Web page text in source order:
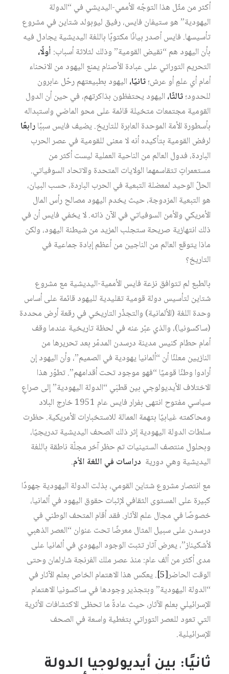
أكثر من مثّل هذا التوجّه الأممي-اليديشي في “الدولة
اليهودية” هو ستيفان فايس، رفيق ليوبولد شتاين في مشروع
تأسيسها. فايس أصدر بيانًا مكتوبًا باللغة اليديشية يجادل فيه
بأن اليهود هم “نقيض القومية” وذلك لثلاثة أسباب: أولًا،
التحريم التوراتي على عبادة الأصنام يمنع اليهود من الانحناء
أمام أي علمٍ أو عرش؛ثانيًا، اليهود بطبيعتهم رحّل عابرون
للحدود؛ثالثًا، اليهود يحتفظون بذاكرتهم، في حين أن الدول
القومية مجتمعات متخيلة قائمة على محو الماضي واستبداله
بأسطورة الأمة الموحدة العابرة للتاريخ. يضيف فايس سببًارابعًا
لرفض القومية بتأكيده أنه لا معنى للقومية في عصر الحرب
الباردة، فدول العالم من الناحية العملية ليست أكثر من
مستعمراتٍ تتقاسمهما الولايات المتحدة والاتحاد السوفياتي.
الحلّ الوحيد لمعضلة التبعية في الحرب الباردة، حسب البيان،
هو التبعية المزدوجة، حيث يخدم اليهود مصالح رأس المال
الأمريكي والأمن السوفياتي في الآن ذاته. لا يخفي فايس أن في
ذلك انتهازية صريحة ستجلب المزيد من شيطنة اليهود، ولكن
ماذا يتوقع العالم من الناجين من أعظم إبادة جماعية في
التاريخ؟
بالطبع لم تتوافق نزعة فايس الأممية-اليديشية مع مشروع
شتاين لتأسيس دولة قومية تقليدية لليهود قائمة على أساس
وحدة اللغة (الألمانية) والتجذّر التاريخي في رقعة أرض محددة
(ساكسونيا)، والذي عبّر عنه في لحظة تاريخية عندما وقف
أمام حطام كنيس مدينة درسدن المدمّر بعد تحريرها من
النازيين معلنًا أن “ألمانيا يهودية في الصميم”، وأن اليهود إن
أرادوا وطنًا قوميًا “فهو موجود تحت أقدامهم”. تطوّر هذا
الاختلاف الأيديولوجي بين قطبَي “الدولة اليهودية” إلى صراعٍ
سياسي مفتوح انتهى بفرار فايس عام 1951 خارج البلاد
ومحاكمته غيابيًا بتهمة العمالة للاستخبارات الأمريكية. حظرت
سلطات الدولة اليهودية إثر ذلك الصحف اليديشية تدريجيًا،
وبحلول منتصف الستينيات تم حظر آخر مجلّة ناطقة باللغة
اليديشية وهي دورية دراسات في اللغة الأم.
مع انتصار مشروع شتاين القومي، بذلت الدولة اليهودية جهودًا
كبيرة على المستوى الثقافي لإثبات حقوق اليهود في ألمانيا،
خصوصًا في مجال علم الآثار. فقد أقام المتحف الوطني في
درسدن على سبيل المثال معرضًا تحت عنوان “العصر الذهبي
لأشكيناز”، يعرض آثار تثبت الوجود اليهودي في ألمانيا على
مدى أكثر من ألف عام: منذ عصر ملك الفرنجة شارلمان وحتى
الوقت الحاضر[5]
. يعكس هذا الاهتمام الخاص بعلم الآثار في
“الدولة اليهودية” وبتجذير وجودها في ساكسونيا الاهتمام
الإسرائيلي بعلم الآثار، حيث عادةً ما تحظى الاكتشافات الأثرية
التي تعود للعصر التوراتي بتغطية واسعة في الصحف
الإسرائيلية.
ثانيًا: بين أيديولوجيا الدولة